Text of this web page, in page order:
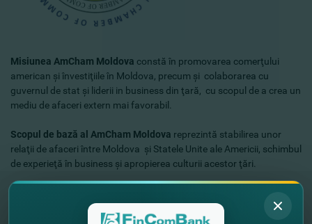
Misiunea AmCham Moldova constă în promovarea comerţului
american şi învestiţiile în Moldova, precum şi colaborarea cu
guvernul de stat şi liderii in business din ţară, cu scopul de a crea un
mediu de afaceri extern mai favorabil.
Scopul de bază al AmCham Moldova reprezintă stabilirea unor
relaţii de afaceri între Moldova şi Statele Unite ale Americii, schimbul
de experieţă în business şi apropierea culturii acestor ţări.